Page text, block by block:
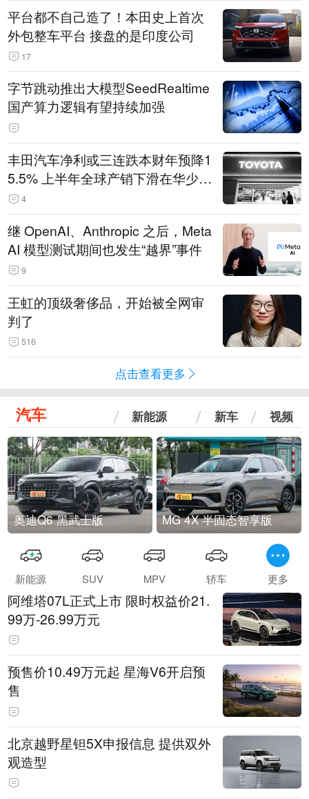
平台都不自己造了！本田史上首次
外包整车平台 接盘的是印度公司
17
字节跳动推出大模型SeedRealtime
国产算力逻辑有望持续加强
丰田汽车净利或三连跌本财年预降1
5.5% 上半年全球产销下滑在华少卖
14.3万辆
4
继 OpenAI、Anthropic 之后，Meta
AI 模型测试期间也发生“越界”事件
9
王虹的顶级奢侈品，开始被全网审
判了
516
点击查看更多
汽车 新能源 新车 视频
奥迪Q6 黑武士版 MG 4X 半固态智享版
新能源 SUV MPV 轿车 更多
阿维塔07L正式上市 限时权益价21.
99万-26.99万元
预售价10.49万元起 星海V6开启预
售
北京越野星钽5X申报信息 提供双外
观造型